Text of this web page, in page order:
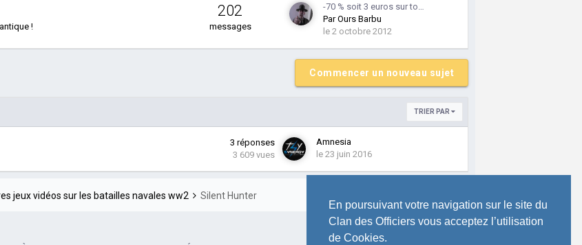
En poursuivant votre navigation sur le site du
Clan des Officiers vous acceptez l’utilisation
de Cookies.
!
202
messages
-70 % soit 3 euros sur to…
ParOurs Barbu
le 2 octobre 2012
Commencer un nouveau sujet
TRIER PAR
3 réponses
3 609 vues
Amnesia
le 23 juin 2016
jeux vidéos sur les batailles navales ww2 Silent Hunter